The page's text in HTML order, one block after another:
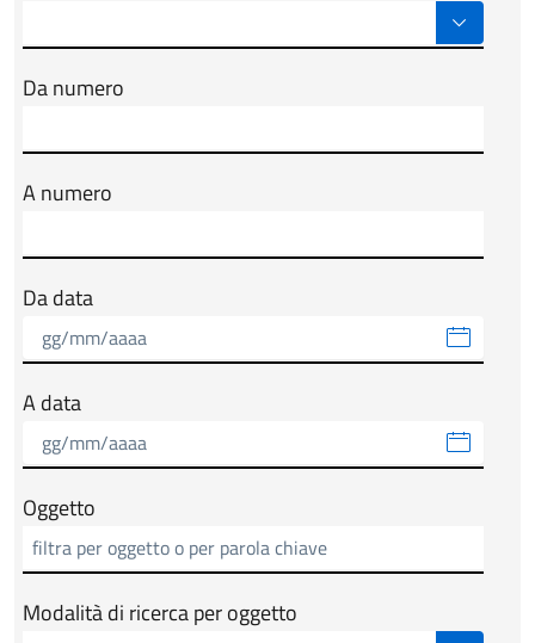
Da numero
A numero
Da data
A data
Oggetto
Modalità di ricerca per oggetto